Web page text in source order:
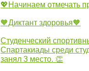
💖Начинаем отмечать
🧡Диктант здоровья🧡
Студенческий
Спартакиады среди
занял 3 место. 👏